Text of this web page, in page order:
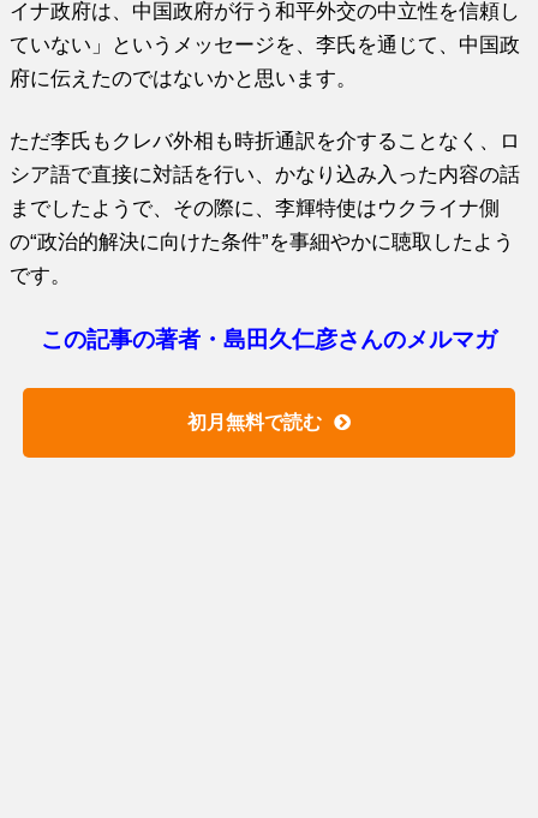
イナ政府は、中国政府が行う和平外交の中立性を信頼し
ていない」というメッセージを、李氏を通じて、中国政
府に伝えたのではないかと思います。
ただ李氏もクレバ外相も時折通訳を介することなく、ロ
シア語で直接に対話を行い、かなり込み入った内容の話
までしたようで、その際に、李輝特使はウクライナ側
の“政治的解決に向けた条件”を事細やかに聴取したよう
です。
この記事の著者・島田久仁彦さんのメルマガ
初月無料で読む